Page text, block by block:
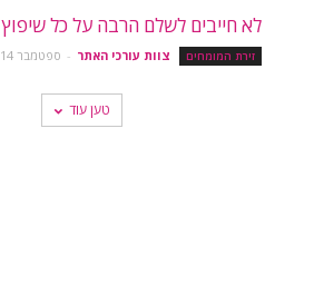
לא חייבים לשלם הרבה על כל שיפוץ
זירת המומחים צוות עורכי האתר - ספטמבר 14, 2023
טען עוד